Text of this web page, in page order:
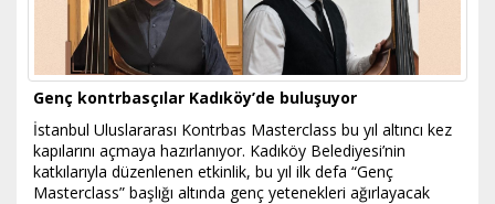
Genç kontrbasçılar Kadıköy’de buluşuyor
İstanbul Uluslararası Kontrbas Masterclass bu yıl altıncı kez
kapılarını açmaya hazırlanıyor. Kadıköy Belediyesi’nin
katkılarıyla düzenlenen etkinlik, bu yıl ilk defa “Genç
Masterclass” başlığı altında genç yetenekleri ağırlayacak